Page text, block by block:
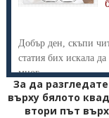
Добър ден, скъпи
статия бих искала да
мног...
За да
върху бялото
втори път